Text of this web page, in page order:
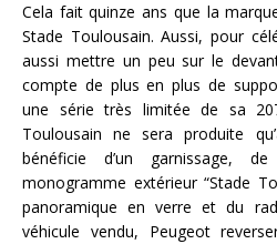
Cela fait quinze ans que la
Stade Toulousain. Aussi, pour
aussi mettre un peu sur le
compte de plus en plus de
une série très limitée de sa
Toulousain ne sera produite
bénéficie d’un garnissage,
monogramme extérieur “Stade
panoramique en verre et du
véhicule vendu, Peugeot